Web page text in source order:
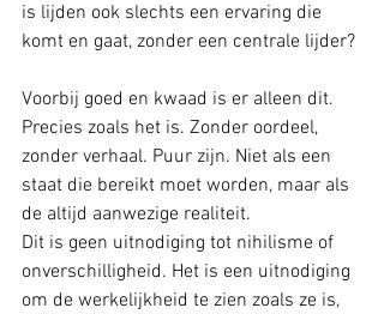
is lijden ook slechts een ervaring die
komt en gaat, zonder een centrale lijder?
Voorbij goed en kwaad is er alleen dit.
Precies zoals het is. Zonder oordeel,
zonder verhaal. Puur zijn. Niet als een
staat die bereikt moet worden, maar als
de altijd aanwezige realiteit.
Dit is geen uitnodiging tot nihilisme of
onverschilligheid. Het is een uitnodiging
om de werkelijkheid te zien zoals ze is,